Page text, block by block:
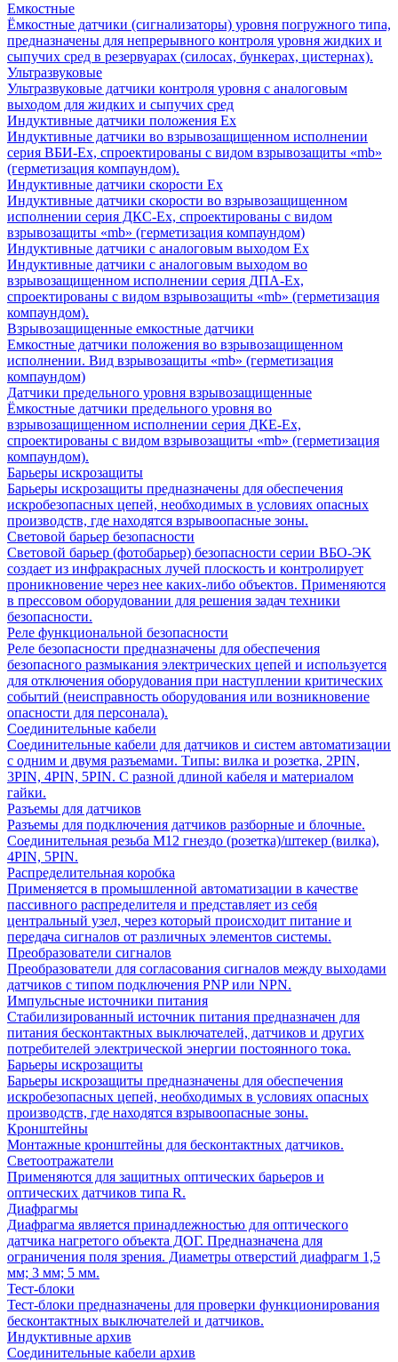
Емкостные
Ёмкостные датчики (сигнализаторы) уровня погружного типа,
предназначены для непрерывного контроля уровня жидких и
сыпучих сред в резервуарах (силосах, бункерах, цистернах).
Ультразвуковые
Ультразвуковые датчики контроля уровня с аналоговым
выходом для жидких и сыпучих сред
Индуктивные датчики положения Ех
Индуктивные датчики во взрывозащищенном исполнении
серия ВБИ-Ех, спроектированы с видом взрывозащиты «mb»
(герметизация компаундом).
Индуктивные датчики скорости Ех
Индуктивные датчики скорости во взрывозащищенном
исполнении серия ДКС-Ех, спроектированы с видом
взрывозащиты «mb» (герметизация компаундом)
Индуктивные датчики с аналоговым выходом Ех
Индуктивные датчики с аналоговым выходом во
взрывозащищенном исполнении серия ДПА-Ех,
спроектированы с видом взрывозащиты «mb» (герметизация
компаундом).
Взрывозащищенные емкостные датчики
Емкостные датчики положения во взрывозащищенном
исполнении. Вид взрывозащиты «mb» (герметизация
компаундом)
Датчики предельного уровня взрывозащищенные
Ёмкостные датчики предельного уровня во
взрывозащищенном исполнении серия ДКЕ-Ех,
спроектированы с видом взрывозащиты «mb» (герметизация
компаундом).
Барьеры искрозащиты
Барьеры искрозащиты предназначены для обеспечения
искробезопасных цепей, необходимых в условиях опасных
производств, где находятся взрывоопасные зоны.
Световой барьер безопасности
Световой барьер (фотобарьер) безопасности серии ВБО-ЭК
создает из инфракрасных лучей плоскость и контролирует
проникновение через нее каких-либо объектов. Применяются
в прессовом оборудовании для решения задач техники
безопасности.
Реле функциональной безопасности
Реле безопасности предназначены для обеспечения
безопасного размыкания электрических цепей и используется
для отключения оборудования при наступлении критических
событий (неисправность оборудования или возникновение
опасности для персонала).
Соединительные кабели
Соединительные кабели для датчиков и систем автоматизации
с одним и двумя разъемами. Типы: вилка и розетка, 2PIN,
3PIN, 4PIN, 5PIN. С разной длиной кабеля и материалом
гайки.
Разъемы для датчиков
Разъемы для подключения датчиков разборные и блочные.
Соединительная резьба М12 гнездо (розетка)/штекер (вилка),
4PIN, 5PIN.
Распределительная коробка
Применяется в промышленной автоматизации в качестве
пассивного распределителя и представляет из себя
центральный узел, через который происходит питание и
передача сигналов от различных элементов системы.
Преобразователи сигналов
Преобразователи для согласования сигналов между выходами
датчиков с типом подключения PNP или NPN.
Импульсные источники питания
Стабилизированный источник питания предназначен для
питания бесконтактных выключателей, датчиков и других
потребителей электрической энергии постоянного тока.
Барьеры искрозащиты
Барьеры искрозащиты предназначены для обеспечения
искробезопасных цепей, необходимых в условиях опасных
производств, где находятся взрывоопасные зоны.
Кронштейны
Монтажные кронштейны для бесконтактных датчиков.
Светоотражатели
Применяются для защитных оптических барьеров и
оптических датчиков типа R.
Диафрагмы
Диафрагма является принадлежностью для оптического
датчика нагретого объекта ДОГ. Предназначена для
ограничения поля зрения. Диаметры отверстий диафрагм 1,5
мм; 3 мм; 5 мм.
Тест-блоки
Тест-блоки предназначены для проверки функционирования
бесконтактных выключателей и датчиков.
Индуктивные архив
Соединительные кабели архив